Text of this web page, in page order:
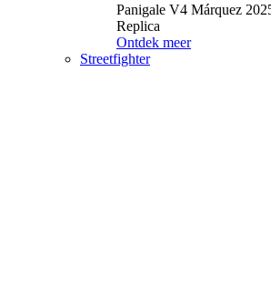
Panigale V4 Márquez
Replica
Ontdek meer
Streetfighter